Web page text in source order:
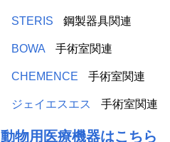
STERIS 鋼製器具関連
BOWA 手術室関連
CHEMENCE 手術室関連
ジェイエスエス 手術室関連
動物用医療機器はこちら